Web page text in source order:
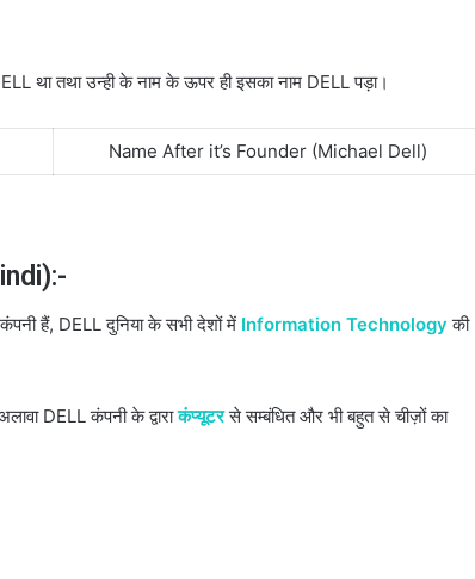
था तथा उन्ही के नाम के ऊपर ही इसका नाम DELL पड़ा।
Name After it’s Founder (Michael Dell)
हैं, DELL दुनिया के सभी देशों में Information Technology की
DELL कंपनी के द्वाराकंप्यूटरसे सम्बंधित और भी बहुत से चीज़ों का